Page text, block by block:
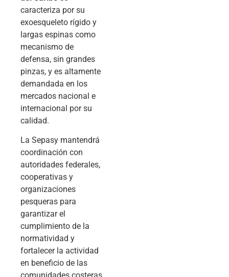
caracteriza por su
exoesqueleto rígido y
largas espinas como
mecanismo de
defensa, sin grandes
pinzas, y es altamente
demandada en los
mercados nacional e
internacional por su
calidad.
La Sepasy mantendrá
coordinación con
autoridades federales,
cooperativas y
organizaciones
pesqueras para
garantizar el
cumplimiento de la
normatividad y
fortalecer la actividad
en beneficio de las